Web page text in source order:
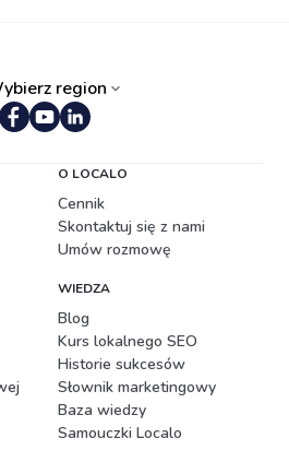
region
O LOCALO
Cennik
Skontaktuj się z nami
Umów rozmowę
WIEDZA
Blog
Kurs lokalnego SEO
Historie sukcesów
Słownik marketingowy
Baza wiedzy
Samouczki Localo